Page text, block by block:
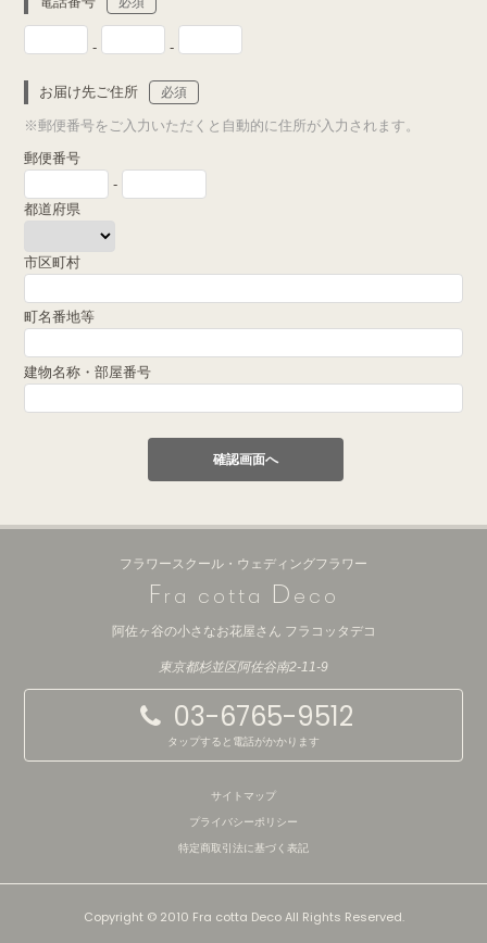
- -
お届け先ご住所 必須
※郵便番号をご入力いただくと自動的に住所が入力されます。
郵便番号
-
都道府県
市区町村
町名番地等
建物名称・部屋番号
フラワースクール・ウェディングフラワー
Fra cotta D eco
阿佐ヶ谷の小さなお花屋さん フラコッタデコ
東京都杉並区阿佐谷南2-11-9
03-6765-9512
タップすると電話がかかります
サイトマップ
プライバシーポリシー
特定商取引法に基づく表記
Copyright © 2010 Fra cotta Deco All Rights Reserved.